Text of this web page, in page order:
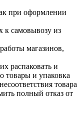
при оформлении
к самовывозу из
магазинов,
распаковать и
товары и упаковка
товара
полный отказ от